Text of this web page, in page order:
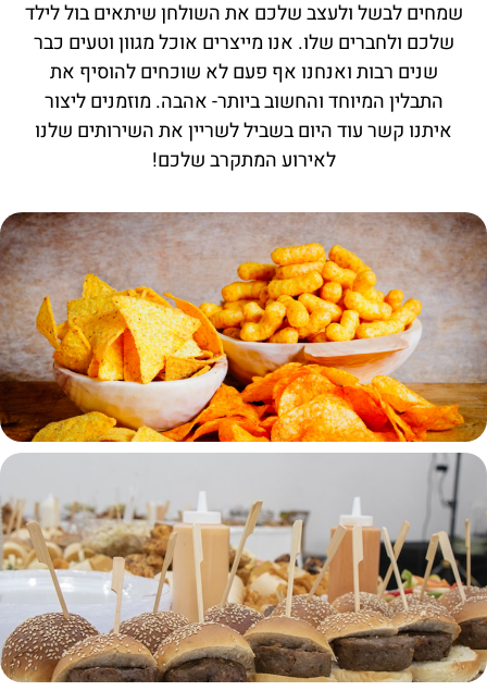
שמחים לבשל ולעצב שלכם את השולחן שיתאים בול לילד
שלכם ולחברים שלו. אנו מייצרים אוכל מגוון וטעים כבר
שנים רבות ואנחנו אף פעם לא שוכחים להוסיף את
התבלין המיוחד והחשוב ביותר- אהבה. מוזמנים ליצור
איתנו קשר עוד היום בשביל לשריין את השירותים שלנו
לאירוע המתקרב שלכם!